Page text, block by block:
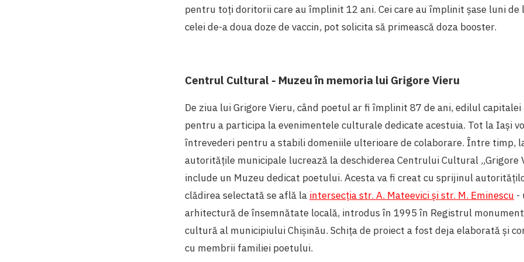
pentru toți doritorii care au împlinit 12 ani. Cei care au împlinit șase luni de
celei de-a doua doze de vaccin, pot solicita să primească doza booster.
Centrul Cultural - Muzeu în memoria lui Grigore Vieru
De ziua lui Grigore Vieru, când poetul ar fi împlinit 87 de ani, edilul
pentru a participa la evenimentele culturale dedicate acestuia. Tot la Iași
întrevederi pentru a stabili domeniile ulterioare de colaborare. Între timp,
autoritățile municipale lucrează la deschiderea Centrului Cultural „Grigore
include un Muzeu dedicat poetului. Acesta va fi creat cu sprijinul
clădirea selectată se află la intersecția str. A. Mateevici și str. M. Eminescu -
arhitectură de însemnătate locală, introdus în 1995 în Registrul
cultură al municipiului Chișinău. Schița de proiect a fost deja elaborată și
cu membrii familiei poetului.